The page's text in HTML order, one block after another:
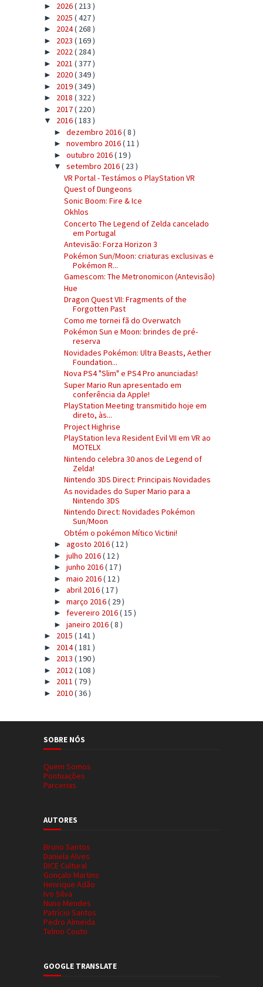
► 2026( 213 )
► 2025 ( 427 )
► 2024( 268 )
► 2023 ( 169 )
► 2022( 284 )
► 2021 ( 377 )
► 2020( 349 )
► 2019( 349 )
► 2018 ( 322 )
► 2017( 220 )
▼ 2016( 183 )
► dezembro 2016( 8 )
► novembro 2016( 11 )
► outubro 2016( 19 )
▼ setembro 2016( 23 )
VR Portal - Testámos o PlayStation VR
Quest of Dungeons
Sonic Boom: Fire & Ice
Okhlos
Concerto The Legend of Zelda cancelado
em Portugal
Antevisão: Forza Horizon 3
Pokémon Sun/Moon: criaturas exclusivas e
Pokémon R...
Gamescom: The Metronomicon (Antevisão)
Hue
Dragon Quest VII: Fragments of the
Forgotten Past
Como me tornei fã do Overwatch
Pokémon Sun e Moon: brindes de pré-
reserva
Novidades Pokémon: Ultra Beasts, Aether
Foundation...
Nova PS4 "Slim" e PS4 Pro anunciadas!
Super Mario Run apresentado em
conferência da Apple!
PlayStation Meeting transmitido hoje em
direto, às...
Project Highrise
PlayStation leva Resident Evil VII em VR ao
MOTELX
Nintendo celebra 30 anos de Legend of
Zelda!
Nintendo 3DS Direct: Principais Novidades
As novidades do Super Mario para a
Nintendo 3DS
Nintendo Direct: Novidades Pokémon
Sun/Moon
Obtém o pokémon Mítico Victini!
► agosto 2016( 12 )
► julho 2016( 12 )
► junho 2016( 17 )
► maio 2016( 12 )
► abril 2016( 17 )
► março 2016( 29 )
► fevereiro 2016( 15 )
► janeiro 2016( 8 )
► 2015 ( 141 )
► 2014( 181 )
► 2013 ( 190 )
► 2012 ( 108 )
► 2011 ( 79 )
► 2010( 36 )
SOBRE NÓS
Quem Somos
Pontuações
Parcerias
AUTORES
Bruno Santos
Daniela Alves
DICE Cultural
Gonçalo Martins
Henrique Adão
Ivo Silva
Nuno Mendes
Patrício Santos
Pedro Almeida
Telmo Couto
GOOGLE TRANSLATE